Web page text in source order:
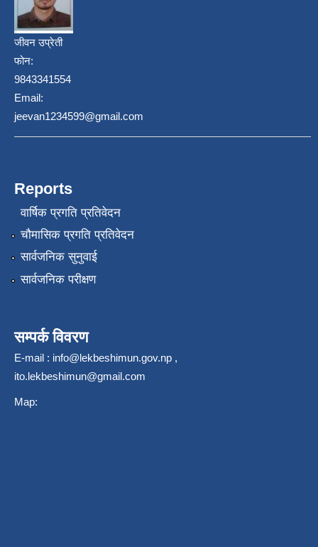
जीवन उप्रेती
फोन:
9843341554
Email:
jeevan1234599@gmail.com
Reports
वार्षिक प्रगति प्रतिवेदन
चौमासिक प्रगति प्रतिवेदन
सार्वजनिक सुनुवाई
सार्वजनिक परीक्षण
सम्पर्क विवरण
E-mail : info@lekbeshimun.gov.np ,
ito.lekbeshimun@gmail.com
Map: